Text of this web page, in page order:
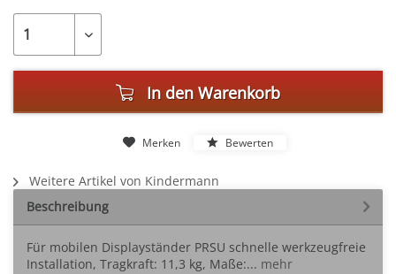
In den Warenkorb
Merken Bewerten
Weitere Artikel von Kindermann
Beschreibung
Für mobilen Displayständer PRSU schnelle werkzeugfreie
Installation, Tragkraft: 11,3 kg, Maße:... mehr